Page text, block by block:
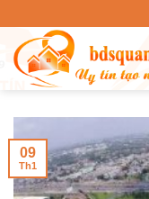
nội
dung
09
Th1